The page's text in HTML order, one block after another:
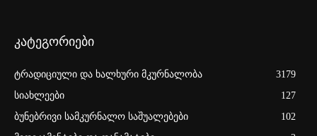
კატეგორიები
ტრადიციული და ხალხური მკურნალობა
3179
სიახლეები
127
ბუნებრივი სამკურნალო საშუალებები
102